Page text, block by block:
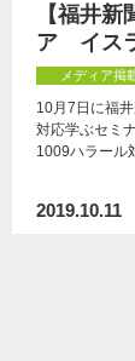
【福井
ア イス
メディア掲
10月7日に福
対応学ぶセミ
1009ハラール
2019.10.11